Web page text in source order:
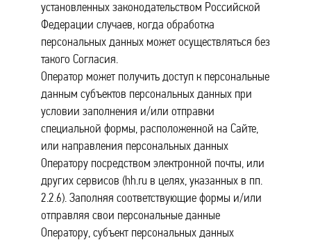
установленных законодательством Российской
Федерации случаев, когда обработка
персональных данных может осуществляться без
такого Согласия.
Оператор может получить доступ к персональные
данным субъектов персональных данных при
условии заполнения и/или отправки
специальной формы, расположенной на Сайте,
или направления персональных данных
Оператору посредством электронной почты, или
других сервисов (hh.ru в целях, указанных в пп.
2.2.6). Заполняя соответствующие формы и/или
отправляя свои персональные данные
Оператору, субъект персональных данных